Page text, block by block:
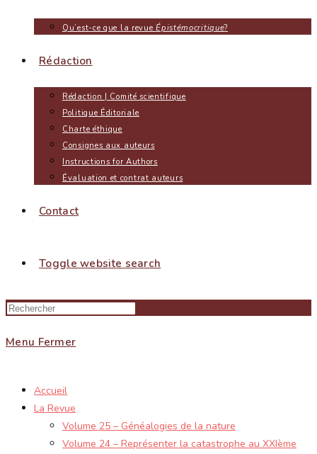
Qu’est-ce que la revueÉpistémocritique?
Rédaction
Rédaction | Comité scientifique
Politique Éditoriale
Charte éthique
Consignes aux auteurs
Instructions for Authors
Évaluation et contrat auteurs
Contact
Toggle website search
Menu Fermer
Accueil
La Revue
Volume 25 – Généalogies de la nature
Volume 24 – Représenter la catastrophe au XXIème